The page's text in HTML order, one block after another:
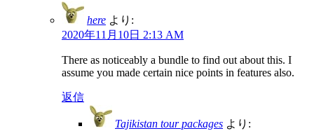
here より:
2020年11月10日 2:13 AM
There as noticeably a bundle to find out about this. I
assume you made certain nice points in features also.
返信
Tajikistan tour packages より: